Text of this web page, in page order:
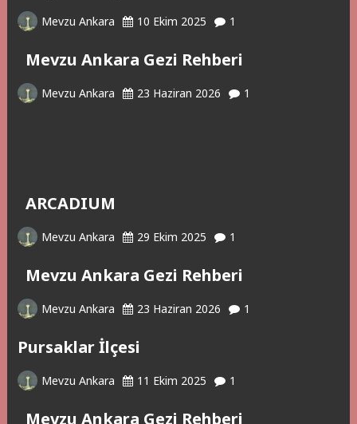
Mevzu Ankara 10 Ekim 2025 1
Mevzu Ankara Gezi Rehberi
Mevzu Ankara 23 Haziran 2026 1
ARCADIUM
Mevzu Ankara 29 Ekim 2025 1
Mevzu Ankara Gezi Rehberi
Mevzu Ankara 23 Haziran 2026 1
Pursaklar İlçesi
Mevzu Ankara 11 Ekim 2025 1
Mevzu Ankara Gezi Rehberi